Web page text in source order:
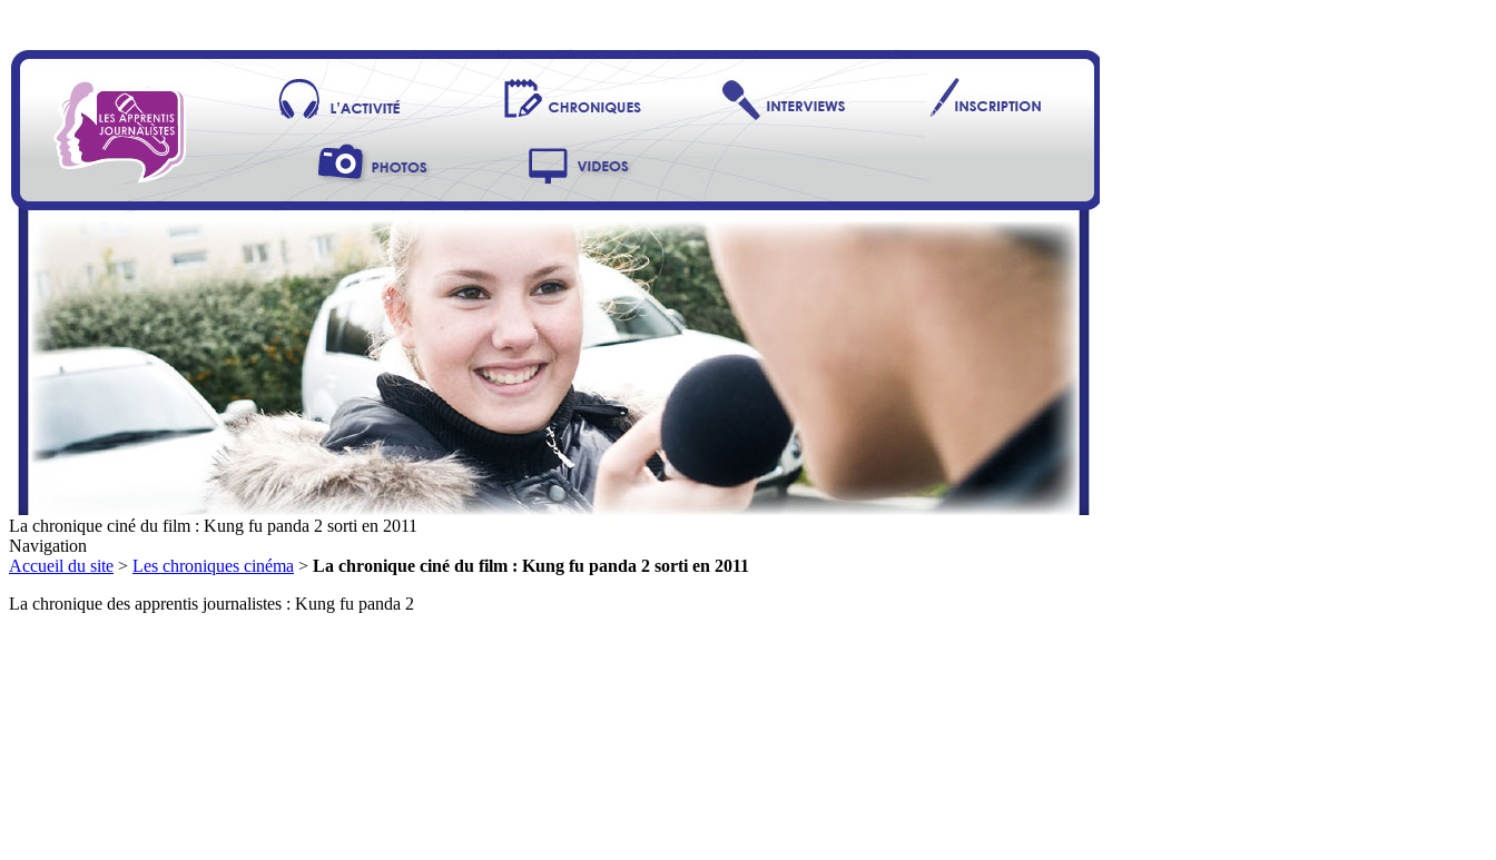
La chronique ciné du film : Kung fu panda 2 sorti en 2011
Navigation
Accueil du site > Les chroniques cinéma > La chronique ciné du film : Kung fu panda 2 sorti en 2011
La chronique des apprentis journalistes : Kung fu panda 2